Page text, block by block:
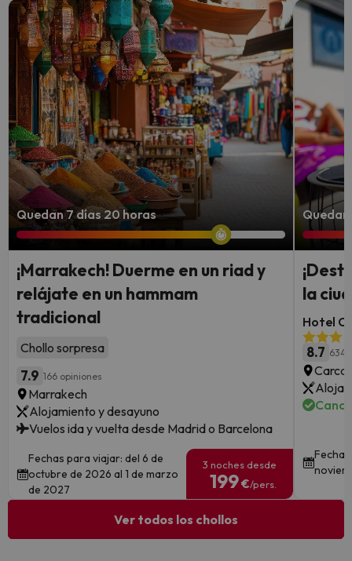
Quedan 7 días 20 horas
¡Marrakech! Duerme en un riad y
relájate en un hammam
tradicional
Chollo sorpresa
7.9 166 opiniones
Marrakech
Alojamiento y desayuno
Vuelos ida y vuelta desde Madrid o Barcelona
Fechas para viajar: del 6 de
octubre de 2026 al 1 de marzo
de 2027
3 noches desde
199€/pers.
Quedan
la
Hotel
8.7 634
Ver todos los chollos